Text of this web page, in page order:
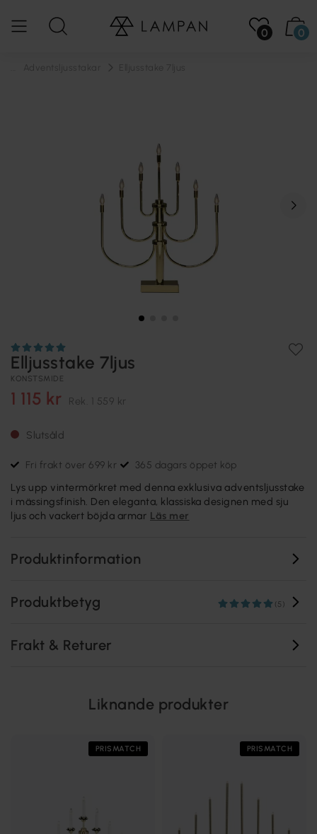
0 0
Elljusstake 7ljus
KONSTSMIDE
1 115 kr Rek. 1 559 kr
Slutsåld
Fri frakt över 699 kr 365 dagars öppet köp
Lys upp vintermörkret med denna exklusiva adventsljusstake
i mässingsfinish. Den eleganta, klassiska designen med sju
ljus och vackert böjda armar Läs mer
Produktinformation
Produktbetyg (5)
Frakt & Returer
Liknande produkter
PRISMATCH PRISMATCH